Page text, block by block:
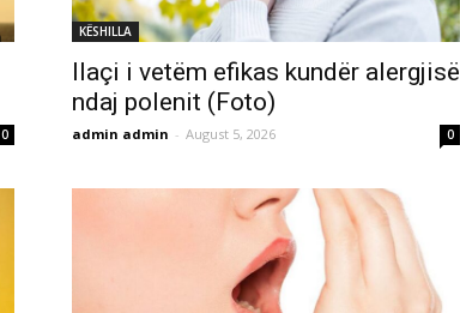
0
KËSHILLA
Ilaçi i vetëm efikas kundër alergjisë
ndaj polenit (Foto)
admin admin - August 5, 2026 0